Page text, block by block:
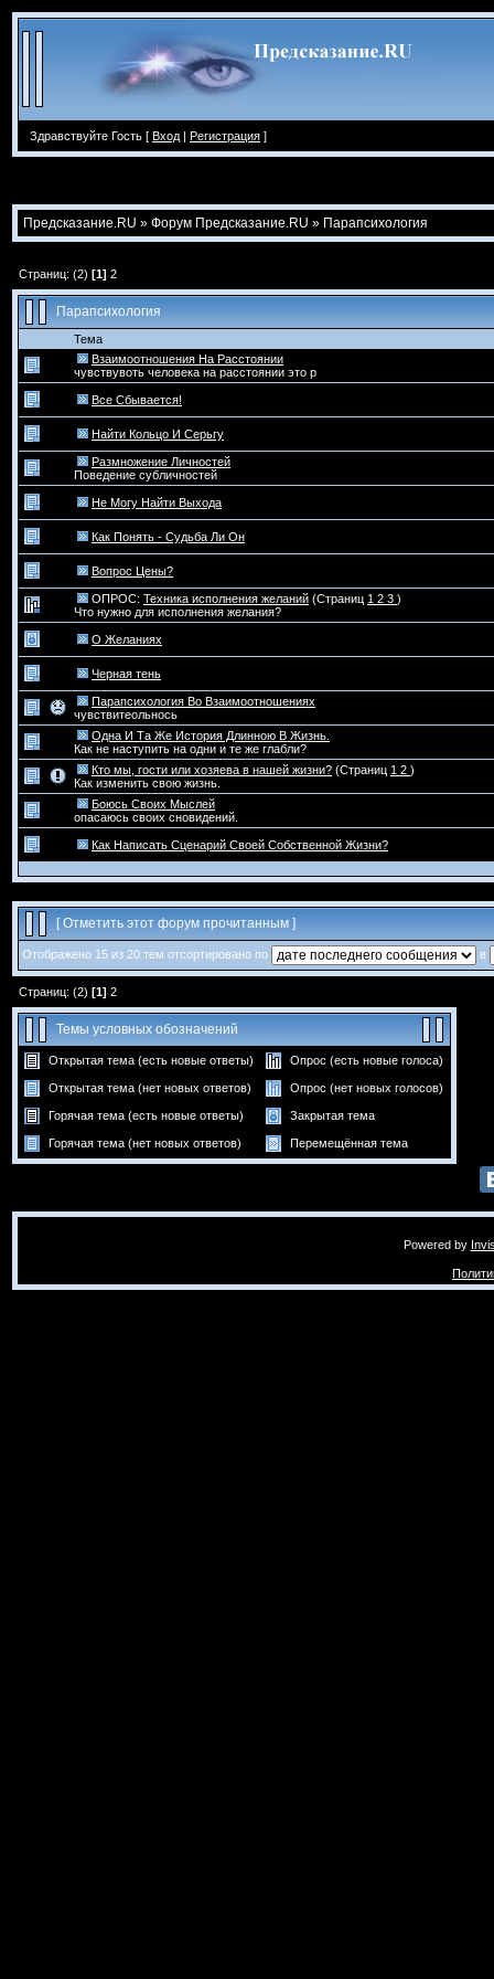
Здравствуйте Гость [ Вход | Регистрация ]
Предсказание.RU » Форум Предсказание.RU » Парапсихология
Страниц: (2) [1] 2
Парапсихология
Тема
Взаимоотношения На Расстоянии
чувствувоть человека на расстоянии это р
Все Сбывается!
Найти Кольцо И Серьгу
Размножение Личностей
Поведение субличностей
Не Могу Найти Выхода
Как Понять - Судьба Ли Он
Вопрос Цены?
ОПРОС: Техника исполнения желаний (Страниц 1 2 3 )
Что нужно для исполнения желания?
О Желаниях
Черная тень
Парапсихология Во Взаимоотношениях
чувствитеольнось
Одна И Та Же История Длинною В Жизнь.
Как не наступить на одни и те же глабли?
Кто мы, гости или хозяева в нашей жизни? (Страниц 1 2 )
Как изменить свою жизнь.
Боюсь Своих Мыслей
опасаюсь своих сновидений.
Как Написать Сценарий Своей Собственной Жизни?
[Отметить этот форум прочитанным ]
Отображено 15 из 20 тем отсортировано по в
Страниц: (2) [1] 2
Темы условных обозначений
Открытая тема (есть новые ответы) Опрос (есть новые голоса)
Открытая тема (нет новых ответов) Опрос (нет новых голосов)
Горячая тема (есть новые ответы) Закрытая тема
Горячая тема (нет новых ответов) Перемещённая тема
Powered by